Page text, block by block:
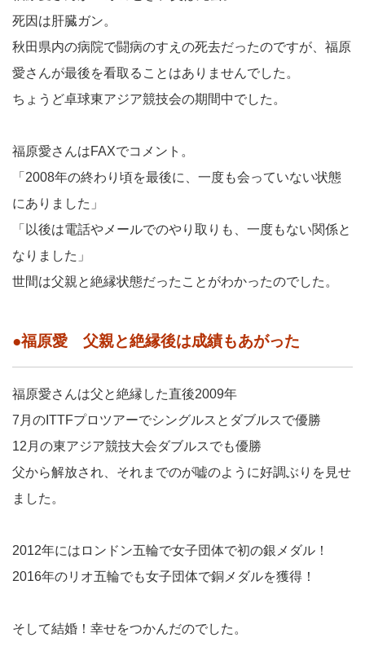
死因は肝臓ガン。
秋田県内の病院で闘病のすえの死去だったのですが、福原
愛さんが最後を看取ることはありませんでした。
ちょうど卓球東アジア競技会の期間中でした。
福原愛さんはFAXでコメント。
「2008年の終わり頃を最後に、一度も会っていない状態
にありました」
「以後は電話やメールでのやり取りも、一度もない関係と
なりました」
世間は父親と絶縁状態だったことがわかったのでした。
●福原愛 父親と絶縁後は成績もあがった
福原愛さんは父と絶縁した直後2009年
7月のITTFプロツアーでシングルスとダブルスで優勝
12月の東アジア競技大会ダブルスでも優勝
父から解放され、それまでのが嘘のように好調ぶりを見せ
ました。
2012年にはロンドン五輪で女子団体で初の銀メダル！
2016年のリオ五輪でも女子団体で銅メダルを獲得！
そして結婚！幸せをつかんだのでした。